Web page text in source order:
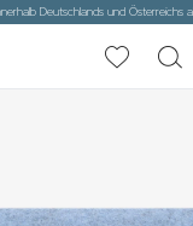
Deutschlands und Österreichs